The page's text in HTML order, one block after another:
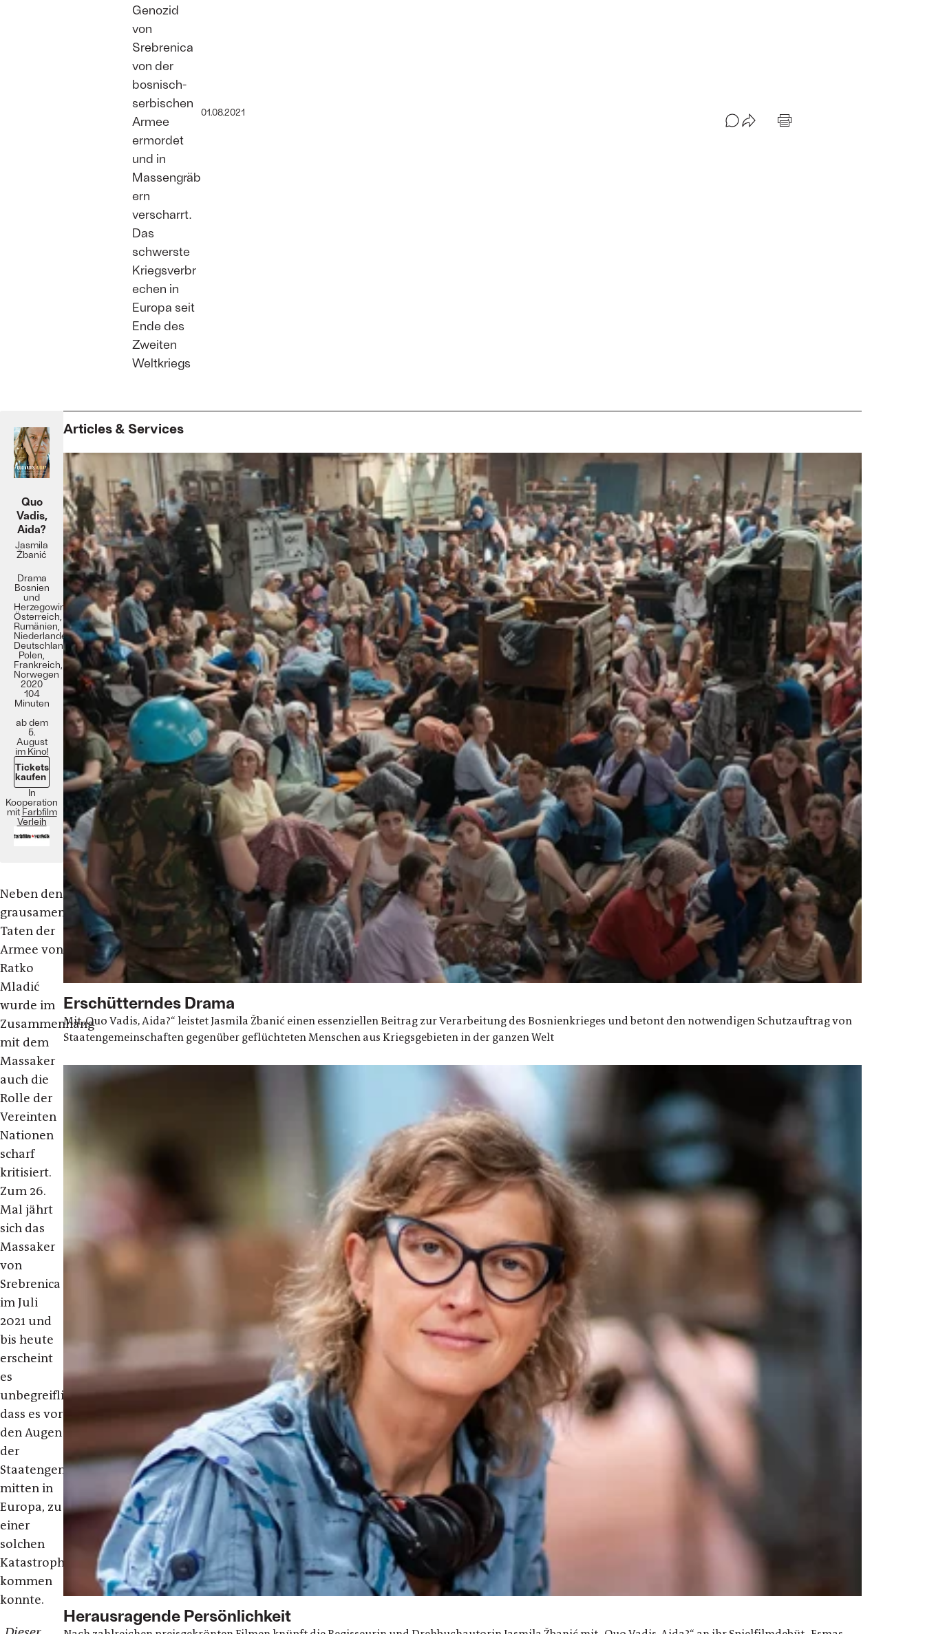
Genozid
von
Srebrenica
von der
bosnisch-
serbischen
Armee
ermordet
und in
Massengräb
ern
verscharrt.
Das
schwerste
Kriegsverbr
echen in
Europa seit
Ende des
Zweiten
Weltkriegs
01.08.2021
Quo
Vadis,
Aida?
Jasmila
Žbanić
Drama
Bosnien
und
Herzegowina,
Österreich,
Rumänien,
Niederlande,
Deutschland,
Polen,
Frankreich,
Norwegen
2020
104
Minuten
ab dem
5.
August
im Kino!
Tickets
kaufen
In
Kooperation
mit Farbfilm
Verleih
Neben den
grausamen
Taten der
Armee von
Ratko
Mladić
wurde im
Zusammenhang
mit dem
Massaker
auch die
Rolle der
Vereinten
Nationen
scharf
kritisiert.
Zum 26.
Mal jährt
sich das
Massaker
von
Srebrenica
im Juli
2021 und
bis heute
erscheint
es
unbegreiflich,
dass es vor
den Augen
der
Staatengemeinschaft,
mitten in
Europa, zu
einer
solchen
Katastrophe
kommen
konnte.
Articles & Services
Erschütterndes Drama
Mit„Quo Vadis, Aida?“ leistet Jasmila Žbanić einen essenziellen Beitrag zur Verarbeitung des Bosnienkrieges und betont den notwendigen Schutzauftrag von
Staatengemeinschaften gegenüber geflüchteten Menschen aus Kriegsgebieten in der ganzen Welt
Herausragende Persönlichkeit